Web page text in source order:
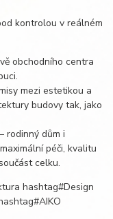
kontrolou v reálném
obchodního centra
mezi estetikou a
budovy tak, jako
rodinný dům i
péči, kvalitu
celku.
hashtag#Design